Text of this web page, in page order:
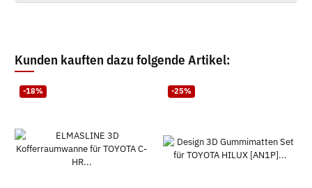
Kunden kauften dazu folgende Artikel:
-18% -25%